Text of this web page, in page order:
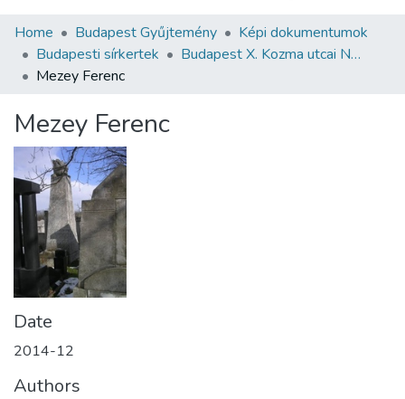
Communities & Collections
All of DSpace
About us
Home Budapest Gyűjtemény
Képi dokumentumok
Budapesti sírkertek
Budapest X. Kozma utcai Neológ Zsidó Temető
Mezey Ferenc
Mezey Ferenc
Date
2014-12
Authors